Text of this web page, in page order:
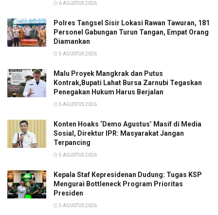
6 AGUSTUS 2026
Polres Tangsel Sisir Lokasi Rawan Tawuran, 181
Personel Gabungan Turun Tangan, Empat Orang
Diamankan
5 AGUSTUS 2026
Malu Proyek Mangkrak dan Putus
Kontrak,Bupati Lahat Bursa Zarnubi Tegaskan
Penegakan Hukum Harus Berjalan
5 AGUSTUS 2026
Konten Hoaks ‘Demo Agustus’ Masif di Media
Sosial, Direktur IPR: Masyarakat Jangan
Terpancing
5 AGUSTUS 2026
Kepala Staf Kepresidenan Dudung: Tugas KSP
Mengurai Bottleneck Program Prioritas
Presiden
5 AGUSTUS 2026